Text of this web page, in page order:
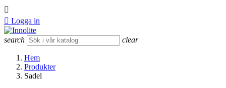

 Logga in
search clear
Hem
Produkter
Sadel